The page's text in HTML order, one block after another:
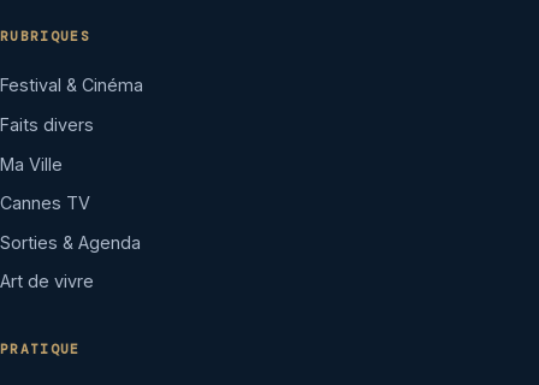
RUBRIQUES
Festival & Cinéma
Faits divers
Ma Ville
Cannes TV
Sorties & Agenda
Art de vivre
PRATIQUE